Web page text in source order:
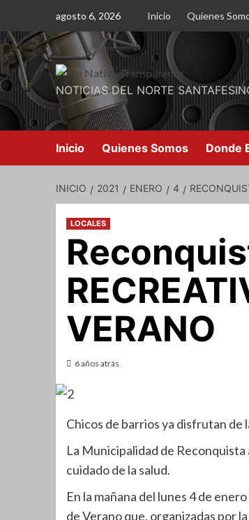
contenido
agosto 6, 2026 Inicio Quienes
NOTICIAS DEL NORTE
Inicio Quienes Somos Donde
INICIO 2021 ENERO 4
LOCALES
VERANO
6 años atrás
Chicos de barrios ya disfrutan
La Municipalidad de
cuidado de la salud.
En la mañana del lunes 4 de
de Verano que, organizadas por